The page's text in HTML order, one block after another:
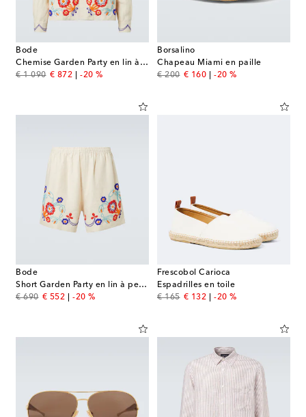
Bode
Chemise Garden Party en lin à perles
€ 1 090
original price
€ 872
discount price
-20 %
Borsalino
Chapeau Miami en paille
€ 200
original price
€ 160
discount price
-20 %
Bode
Short Garden Party en lin à perles
€ 690
original price
€ 552
discount price
-20 %
Frescobol Carioca
Espadrilles en toile
€ 165
original price
€ 132
discount price
-20 %